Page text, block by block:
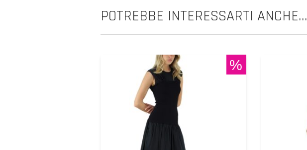
POTREBBE INTERESSARTI ANCHE...
%